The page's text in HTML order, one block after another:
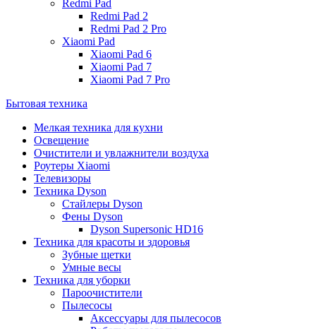
Redmi Pad
Redmi Pad 2
Redmi Pad 2 Pro
Xiaomi Pad
Xiaomi Pad 6
Xiaomi Pad 7
Xiaomi Pad 7 Pro
Бытовая техника
Мелкая техника для кухни
Освещение
Очистители и увлажнители воздуха
Роутеры Xiaomi
Телевизоры
Техника Dyson
Стайлеры Dyson
Фены Dyson
Dyson Supersonic HD16
Техника для красоты и здоровья
Зубные щетки
Умные весы
Техника для уборки
Пароочистители
Пылесосы
Аксессуары для пылесосов